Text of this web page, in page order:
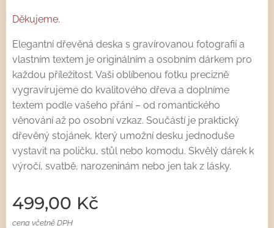
Děkujeme.
Elegantní dřevěná deska s gravírovanou fotografií a
vlastním textem je originálním a osobním dárkem pro
každou příležitost. Vaši oblíbenou fotku precizně
vygravírujeme do kvalitového dřeva a doplníme
textem podle vašeho přání – od romantického
věnování až po osobní vzkaz. Součástí je praktický
dřevěný stojánek, který umožní desku jednoduše
vystavit na poličku, stůl nebo komodu. Skvělý dárek k
výročí, svatbě, narozeninám nebo jen tak z lásky.
499,00 Kč
cena včetně DPH